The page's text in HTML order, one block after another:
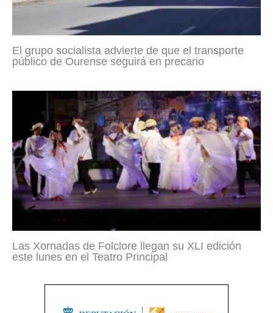
El grupo socialista advierte de que el transporte
público de Ourense seguirá en precario
Las Xornadas de Folclore llegan su XLI edición
este lunes en el Teatro Principal